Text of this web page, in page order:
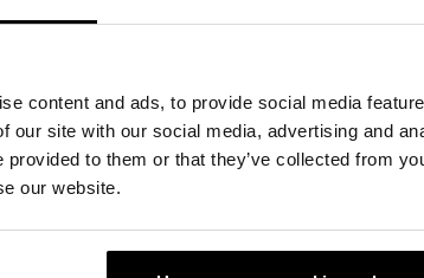
content and ads, to provide social media
our site with our social media, advertising and
provided to them or that they’ve collected from
our website.
in die Zukunft und
mit Penter Platio!
Ihren zuständigen